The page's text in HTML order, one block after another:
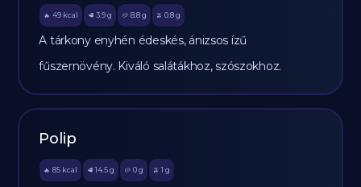
🔥 49 kcal 🥩 3.9 g 🥔 8.8g 🫒 0.8 g
A tárkony enyhén édeskés, ánizsos ízű
fűszernövény. Kiváló salátákhoz, szószokhoz.
Polip
🔥 85 kcal 🥩 14.5 g 🥔 0g 🫒 1 g